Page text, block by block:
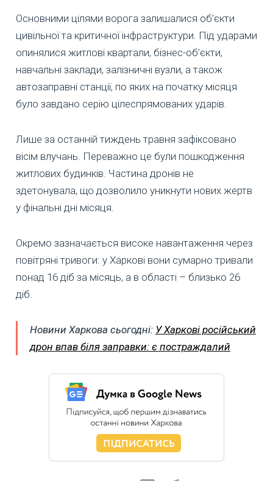
Основними цілями ворога залишалися об’єкти
цивільної та критичної інфраструктури. Під ударами
опинялися житлові квартали, бізнес-об’єкти,
навчальні заклади, залізничні вузли, а також
автозаправні станції, по яких на початку місяця
було завдано серію цілеспрямованих ударів.
Лише за останній тиждень травня зафіксовано
вісім влучань. Переважно це були пошкодження
житлових будинків. Частина дронів не
здетонувала, що дозволило уникнути нових жертв
у фінальні дні місяця.
Окремо зазначається високе навантаження через
повітряні тривоги: у Харкові вони сумарно тривали
понад 16 діб за місяць, а в області – близько 26
діб.
Новини Харкова сьогодні: У Харкові російський
дрон впав біля заправки: є постраждалий